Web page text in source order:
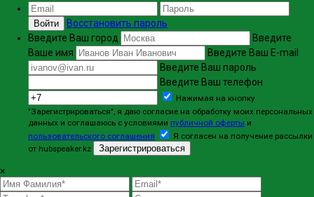
Войти
Восстановить пароль
Введите Ваш город
Введите
Ваше имя
Введите Ваш E-mail
Введите Ваш пароль
Введите Ваш телефон
Нажимая на кнопку
"Зарегистрироваться", я даю согласие на обработку моих персональных
данных и соглашаюсь с условиями публичной оферты и
пользовательского соглашения
Я согласен на получение рассылки
от hubspeaker.kz
Зарегистрироваться
×